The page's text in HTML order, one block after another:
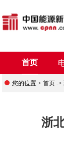
首页
您的位置 > 首页 ->
浙